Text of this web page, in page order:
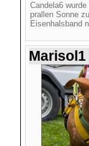
Candela6
prallen Sonne
Eisenhalsband
Marisol1